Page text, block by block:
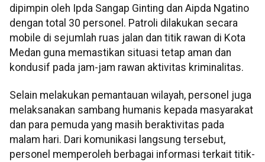
dipimpin oleh Ipda Sangap Ginting dan Aipda Ngatino
dengan total 30 personel. Patroli dilakukan secara
mobile di sejumlah ruas jalan dan titik rawan di Kota
Medan guna memastikan situasi tetap aman dan
kondusif pada jam-jam rawan aktivitas kriminalitas.
Selain melakukan pemantauan wilayah, personel juga
melaksanakan sambang humanis kepada masyarakat
dan para pemuda yang masih beraktivitas pada
malam hari. Dari komunikasi langsung tersebut,
personel memperoleh berbagai informasi terkait titik-